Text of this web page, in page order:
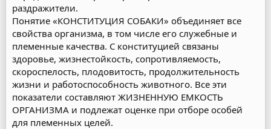
раздражители.
Понятие «КОНСТИТУЦИЯ СОБАКИ» объединяет все
свойства организма, в том числе его служебные и
племенные качества. С конституцией связаны
здоровье, жизнестойкость, сопротивляемость,
скороспелость, плодовитость, продолжительность
жизни и работоспособность животного. Все эти
показатели составляют ЖИЗНЕННУЮ ЕМКОСТЬ
ОРГАНИЗМА и подлежат оценке при отборе особей
для племенных целей.